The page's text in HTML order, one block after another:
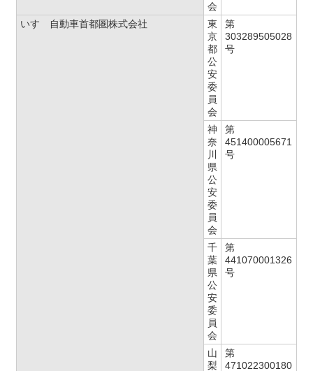
会
いすゞ自動車首都圏株式会社
東
京
都
公
安
委
員
会
第
303289505028
号
神
奈
川
県
公
安
委
員
会
第
451400005671
号
千
葉
県
公
安
委
員
会
第
441070001326
号
山
梨
第
471022300180